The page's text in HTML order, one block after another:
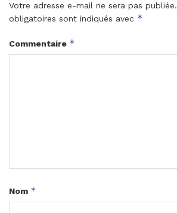
Votre adresse e-mail ne sera pas publiée.
obligatoires sont indiqués avec *
Commentaire *
Nom *